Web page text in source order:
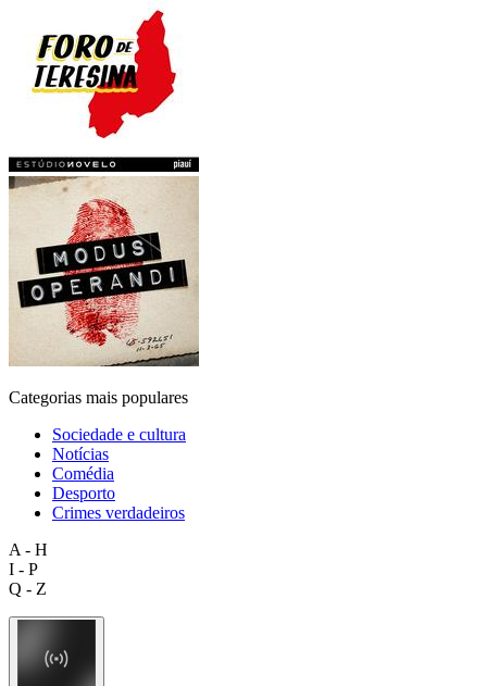
Categorias mais populares
Sociedade e cultura
Notícias
Comédia
Desporto
Crimes verdadeiros
A - H
I - P
Q - Z